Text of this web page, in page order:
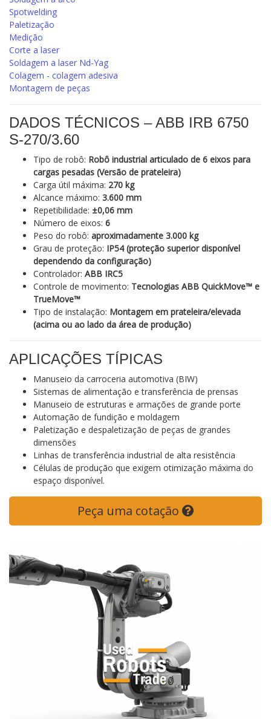
Spotwelding
Paletização
Medição
Corte a laser
Soldagem a laser Nd-Yag
Colagem - colagem adesiva
Montagem de peças
DADOS TÉCNICOS – ABB IRB 6750
S‑270/3.60
Tipo de robô: Robô industrial articulado de 6 eixos para
cargas pesadas (Versão de prateleira)
Carga útil máxima: 270 kg
Alcance máximo: 3.600 mm
Repetibilidade: ±0,06 mm
Número de eixos: 6
Peso do robô: aproximadamente 3.000 kg
Grau de proteção: IP54 (proteção superior disponível
dependendo da configuração)
Controlador: ABB IRC5
Controle de movimento: Tecnologias ABB QuickMove™ e
TrueMove™
Tipo de instalação: Montagem em prateleira/elevada
(acima ou ao lado da área de produção)
APLICAÇÕES TÍPICAS
Manuseio da carroceria automotiva (BIW)
Sistemas de alimentação e transferência de prensas
Manuseio de estruturas e armações de grande porte
Automação de fundição e moldagem
Paletização e despaletização de peças de grandes
dimensões
Linhas de transferência industrial de alta resistência
Células de produção que exigem otimização máxima do
espaço disponível.
Peça uma cotação